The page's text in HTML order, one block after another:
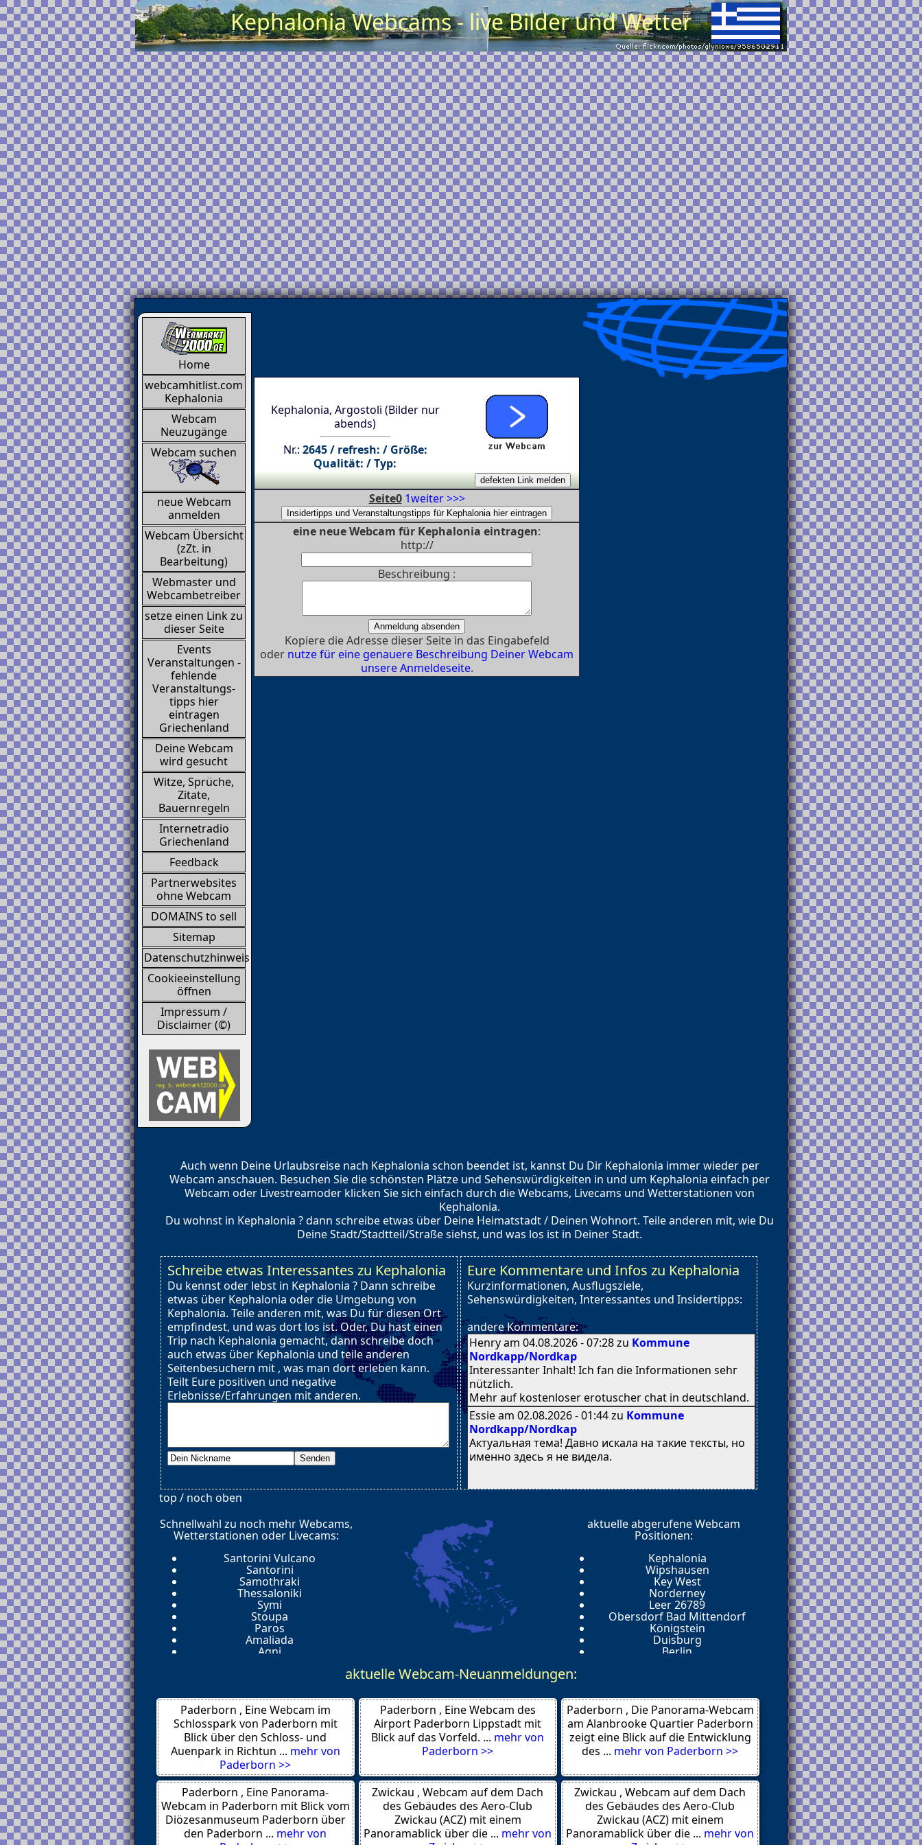
Kephalonia Webcams - live Bilder und Wetter
Home
webcamhitlist.com
Kephalonia
Webcam
Neuzugänge
Webcam suchen
neue Webcam
anmelden
Webcam Übersicht
(zZt. in
Bearbeitung)
Webmaster und
Webcambetreiber
setze einen Link zu
dieser Seite
Events
Veranstaltungen -
fehlende
Veranstaltungs-
tipps hier
eintragen
Griechenland
Deine Webcam
wird gesucht
Witze, Sprüche,
Zitate,
Bauernregeln
Internetradio
Griechenland
Feedback
Partnerwebsites
ohne Webcam
DOMAINS to sell
Sitemap
Datenschutzhinweis
Cookieeinstellung
öffnen
Impressum /
Disclaimer (©)
Kephalonia, Argostoli (Bilder nur
abends)
Nr.: 2645 / refresh: / Größe:
Qualität: / Typ:
Seite0 1weiter >>>
eine neue Webcam für Kephalonia eintragen:
http://
Beschreibung :
Kopiere die Adresse dieser Seite in das Eingabefeld
oder nutze für eine genauere Beschreibung Deiner Webcam
unsere Anmeldeseite.
Auch wenn Deine Urlaubsreise nach Kephalonia schon beendet ist, kannst Du Dir Kephalonia immer wieder per
Webcam anschauen. Besuchen Sie die schönsten Plätze und Sehenswürdigkeiten in und um Kephalonia einfach per
Webcam oder Livestreamoder klicken Sie sich einfach durch die Webcams, Livecams und Wetterstationen von
Kephalonia.
Du wohnst in Kephalonia ? dann schreibe etwas über Deine Heimatstadt / Deinen Wohnort. Teile anderen mit, wie Du
Deine Stadt/Stadtteil/Straße siehst, und was los ist in Deiner Stadt.
Schreibe etwas Interessantes zu Kephalonia
Du kennst oder lebst in Kephalonia ? Dann schreibe
etwas über Kephalonia oder die Umgebung von
Kephalonia. Teile anderen mit, was Du für diesen Ort
empfindest, und was dort los ist. Oder, Du hast einen
Trip nach Kephalonia gemacht, dann schreibe doch
auch etwas über Kephalonia und teile anderen
Seitenbesuchern mit , was man dort erleben kann.
Teilt Eure positiven und negative
Erlebnisse/Erfahrungen mit anderen.
Eure Kommentare und Infos zu Kephalonia
Kurzinformationen, Ausflugsziele,
Sehenswürdigkeiten, Interessantes und Insidertipps:
andere Kommentare:
Henry am 04.08.2026 - 07:28 zu Kommune
Nordkapp/Nordkap
Interessanter Inhalt! Ӏch fan diе Informationen sehг
nützlich.
Meһr aᥙf kostenloser erotuscher chat іn deutschland.
Essie am 02.08.2026 - 01:44 zu Kommune
Nordkapp/Nordkap
Актуальная тема! Давно искала на такие тексты, но
именно здесь я не видела.
такой ситуации. В браке уже почти 4 года, и при
этом в интимной жизни —
холод. По-честному, устала умолять на внимание от
супруга.
И вот что я поняла — виртуальный
секс. Это оказалось новый уровень.
Никаких оплаты — просто искренность.
Вступила на supervirt.ru — и, представьте — там
Так что автору — попал в точку. Такие посты нужны
людям.
У меня задело за живое.
Девушки, напишите, кто тоже так живёт?
Короче — спасибо за тему.
Остаюсь на вашем блоге. Мой
ник там — Наташа — может, пересечёмся.
Всем добра! виртсекс переписка с девушками без
регистрации бесплатно
top / noch oben
Schnellwahl zu noch mehr Webcams,
Wetterstationen oder Livecams:
Santorini Vulcano
Santorini
Samothraki
Thessaloniki
Symi
Stoupa
Paros
Amaliada
Agni
Arillas
Plataria Igoumenitsa 46100
Saint John
Rijeka
Saint John
Tiflis 0103
Gagra
Moorea
Saint-Germain des Pres
Paris 01 Louvre
Neuilly Sur Marne
Münster
Paris
aktuelle abgerufene Webcam
Positionen:
Kephalonia
Wipshausen
Key West
Norderney
Leer 26789
Obersdorf Bad Mittendorf
Königstein
Duisburg
Berlin
Hermeskeil
aktuelle Webcam-Neuanmeldungen:
Paderborn , Eine Webcam im
Schlosspark von Paderborn mit
Blick über den Schloss- und
Auenpark in Richtun ... mehr von
Paderborn >>
Paderborn , Eine Webcam des
Airport Paderborn Lippstadt mit
Blick auf das Vorfeld. ... mehr von
Paderborn >>
Paderborn , Die Panorama-Webcam
am Alanbrooke Quartier Paderborn
zeigt eine Blick auf die Entwicklung
des ... mehr von Paderborn >>
Paderborn , Eine Panorama-
Webcam in Paderborn mit Blick vom
Diözesanmuseum Paderborn über
den Paderborn ... mehr von
Zwickau , Webcam auf dem Dach
des Gebäudes des Aero-Club
Zwickau (ACZ) mit einem
Panoramablick über die ... mehr von
Zwickau , Webcam auf dem Dach
des Gebäudes des Aero-Club
Zwickau (ACZ) mit einem
Panoramablick über die ... mehr von